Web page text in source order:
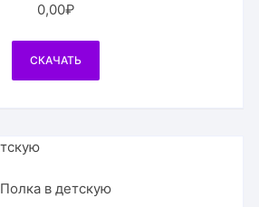
0,00₽
СКАЧАТЬ
Полка в детскую